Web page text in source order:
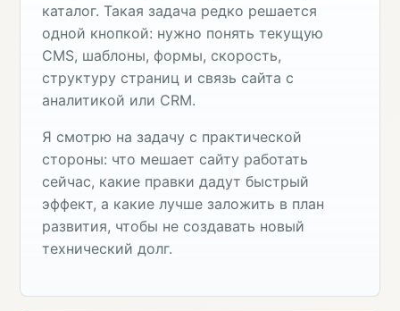
каталог. Такая задача редко решается
одной кнопкой: нужно понять текущую
CMS, шаблоны, формы, скорость,
структуру страниц и связь сайта с
аналитикой или CRM.
Я смотрю на задачу с практической
стороны: что мешает сайту работать
сейчас, какие правки дадут быстрый
эффект, а какие лучше заложить в план
развития, чтобы не создавать новый
технический долг.